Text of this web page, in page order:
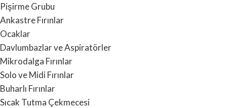
Pişirme Grubu
Ankastre Fırınlar
Ocaklar
Davlumbazlar ve Aspiratörler
Mikrodalga Fırınlar
Solo ve Midi Fırınlar
Buharlı Fırınlar
Sıcak Tutma Çekmecesi